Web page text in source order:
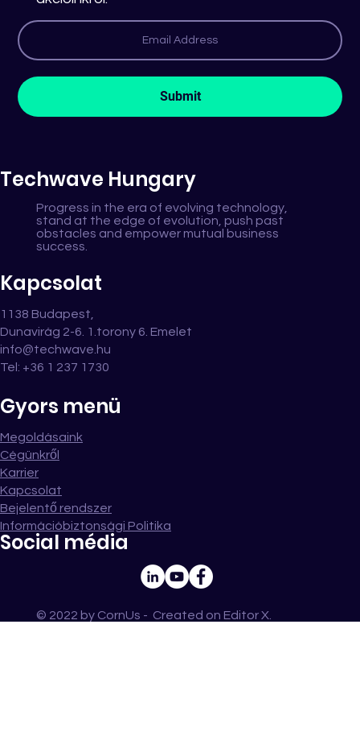
Dedikált SAP Grow csapattal kezdjuk
az új évet...
Submit
Techwave Hungary
Progress in the era of evolving technology,
stand at the edge of evolution, push past
obstacles and empower mutual business
success.
Kapcsolat
1138 Budapest,
Dunavirág 2-6. 1.torony 6. Emelet
info@techwave.hu
Tel: +36 1 237 1730
Gyors menü
Megoldásaink
Cégünkről
Karrier
Kapcsolat
Bejelentő rendszer
Információbiztonsági Politika
Social média
© 2022 by CornUs - Created on Editor X.